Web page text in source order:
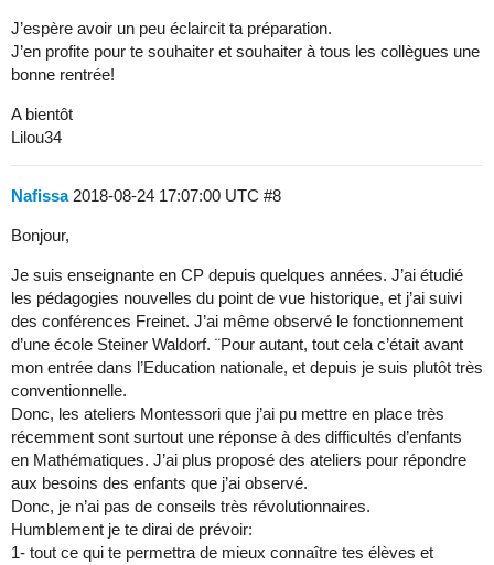
J’espère avoir un peu éclaircit ta préparation.
J’en profite pour te souhaiter et souhaiter à tous les collègues une
bonne rentrée!
A bientôt
Lilou34
Nafissa 2018-08-24 17:07:00 UTC #8
Bonjour,
Je suis enseignante en CP depuis quelques années. J’ai étudié
les pédagogies nouvelles du point de vue historique, et j’ai suivi
des conférences Freinet. J’ai même observé le fonctionnement
d’une école Steiner Waldorf. ¨Pour autant, tout cela c’était avant
mon entrée dans l’Education nationale, et depuis je suis plutôt très
conventionnelle.
Donc, les ateliers Montessori que j’ai pu mettre en place très
récemment sont surtout une réponse à des difficultés d’enfants
en Mathématiques. J’ai plus proposé des ateliers pour répondre
aux besoins des enfants que j’ai observé.
Donc, je n’ai pas de conseils très révolutionnaires.
Humblement je te dirai de prévoir:
1- tout ce qui te permettra de mieux connaître tes élèves et